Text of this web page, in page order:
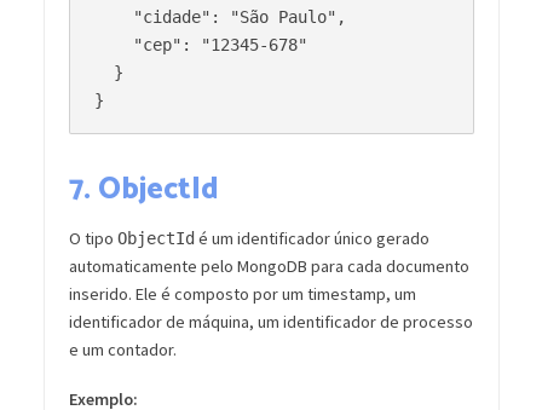
7.ObjectId
O tipo ObjectIdé um identificador único gerado
automaticamente pelo MongoDB para cada documento
inserido. Ele é composto por um timestamp, um
identificador de máquina, um identificador de processo
e um contador.
Exemplo: